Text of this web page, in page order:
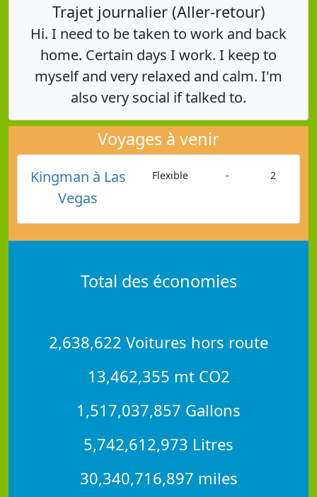
Trajet journalier (Aller-retour)
Hi. I need to be taken to work and back
home. Certain days I work. I keep to
myself and very relaxed and calm. I'm
also very social if talked to.
Voyages à venir
Kingman à Las
Vegas
Flexible - 2
Total des économies
2,638,622 Voitures hors route
13,462,355 mt CO2
1,517,037,857 Gallons
5,742,612,973 Litres
30,340,716,897 miles